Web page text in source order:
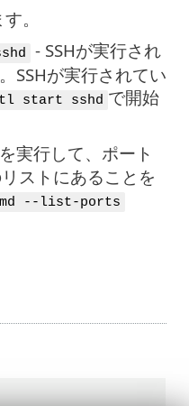
。
- SSHが実行され
SSHが実行されてい
start sshd で開始
実行して、ポート
ストにあることを
--list-ports